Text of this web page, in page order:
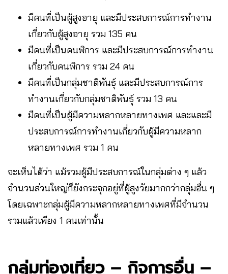
มีคนที่เป็นผู้สูงอายุ และมีประสบการณ์การทำงาน
เกี่ยวกับผู้สูงอายุ รวม 135 คน
มีคนที่เป็นคนพิการ และมีประสบการณ์การทำงาน
เกี่ยวกับคนพิการ รวม 24 คน
มีคนที่เป็นกลุ่มชาติพันธุ์ และมีประสบการณ์การ
ทำงานเกี่ยวกับกลุ่มชาติพันธุ์ รวม 13 คน
มีคนที่เป็นผู้มีความหลากหลายทางเพศ และและมี
ประสบการณ์การทำงานเกี่ยวกับผู้มีความหลาก
หลายทางเพศ รวม 1 คน
จะเห็นได้ว่า แม้รวมผู้มีประสบการณ์ในกลุ่มต่าง ๆ แล้ว
จำนวนส่วนใหญ่ก็ยังกระจุกอยู่ที่ผู้สูงวัยมากกว่ากลุ่มอื่น ๆ
โดยเฉพาะกลุ่มผู้มีความหลากหลายทางเพศที่มีจำนวน
รวมแล้วเพียง 1 คนเท่านั้น
กลุ่มท่องเที่ยว – กิจการอื่น –